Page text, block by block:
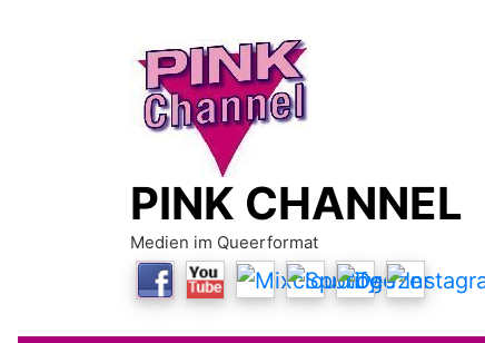
PINK CHANNEL
Medien im Queerformat